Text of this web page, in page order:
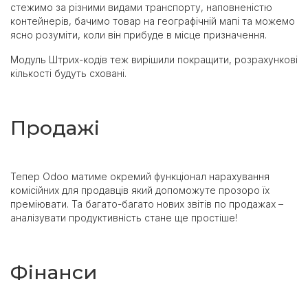
стежимо за різними видами транспорту, наповненістю
контейнерів, бачимо товар на географічній мапі та можемо
ясно розуміти, коли він прибуде в місце призначення.
Модуль Штрих-кодів теж вирішили покращити, розрахункові
кількості будуть сховані.
Продажі
Тепер Odoo матиме окремий функціонал нарахування
комісійних для продавців який допоможуте прозоро їх
преміювати. Та багато-багато нових звітів по продажах –
аналізувати продуктивність стане ще простіше!
Фінанси